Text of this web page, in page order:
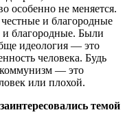
особенно не меняется.
и благородные
благородные. Были
идеология — это
человека. Будь
коммунизм — это
или плохой.
темой